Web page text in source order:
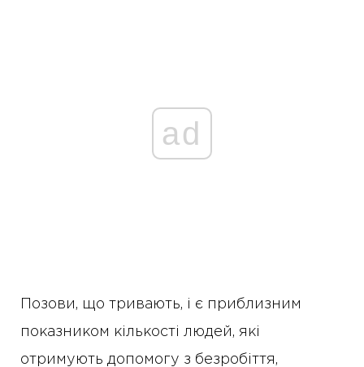
ad
Позови, що тривають, і є приблизним
показником кількості людей, які
отримують допомогу з безробіття,